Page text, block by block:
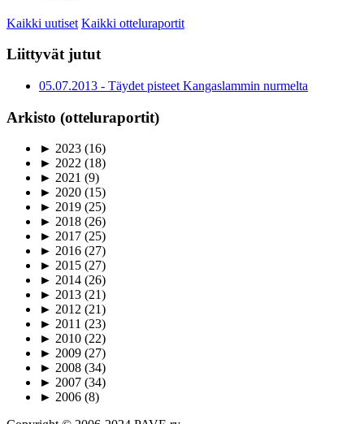
Kaikki uutiset Kaikki otteluraportit
Liittyvät jutut
05.07.2013 - Täydet pisteet Kangaslammin nurmelta
Arkisto (otteluraportit)
► 2023 (16)
► 2022 (18)
► 2021 (9)
► 2020 (15)
► 2019 (25)
► 2018 (26)
► 2017 (25)
► 2016 (27)
► 2015 (27)
► 2014 (26)
► 2013 (21)
► 2012 (21)
► 2011 (23)
► 2010 (22)
► 2009 (27)
► 2008 (34)
► 2007 (34)
► 2006 (8)